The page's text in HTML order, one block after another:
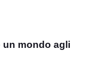
un mondo agli